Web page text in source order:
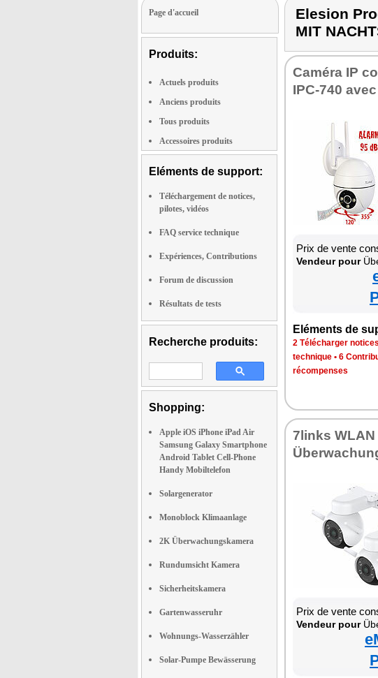
Page d'accueil
Produits:
Actuels produits
Anciens produits
Tous produits
Accessoires produits
Eléments de support:
Téléchargement de notices,
pilotes, vidéos
FAQ service technique
Expériences, Contributions
Forum de discussion
Résultats de tests
Recherche produits:
Shopping:
Apple iOS iPhone iPad Air
Samsung Galaxy Smartphone
Android Tablet Cell-Phone
Handy Mobiltelefon
Solargenerator
Monoblock Klimaanlage
2K Überwachungskamera
Rundumsicht Kamera
Sicherheitskamera
Gartenwasseruhr
Wohnungs-Wasserzähler
Solar-Pumpe Bewässerung
Elesion
MIT
Caméra IP
IPC-740
Prix de vente
Vendeur pour
Eléments de
2 Télécharger
technique • 6
récompenses
7links
Prix de vente
Vendeur pour